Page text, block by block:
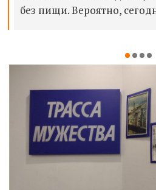
без пищи. Вероятно,